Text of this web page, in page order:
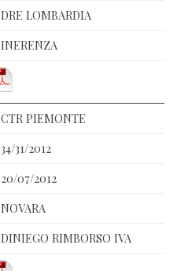
DRE LOMBARDIA
INERENZA
CTR PIEMONTE
34/31/2012
20/07/2012
NOVARA
DINIEGO RIMBORSO IVA